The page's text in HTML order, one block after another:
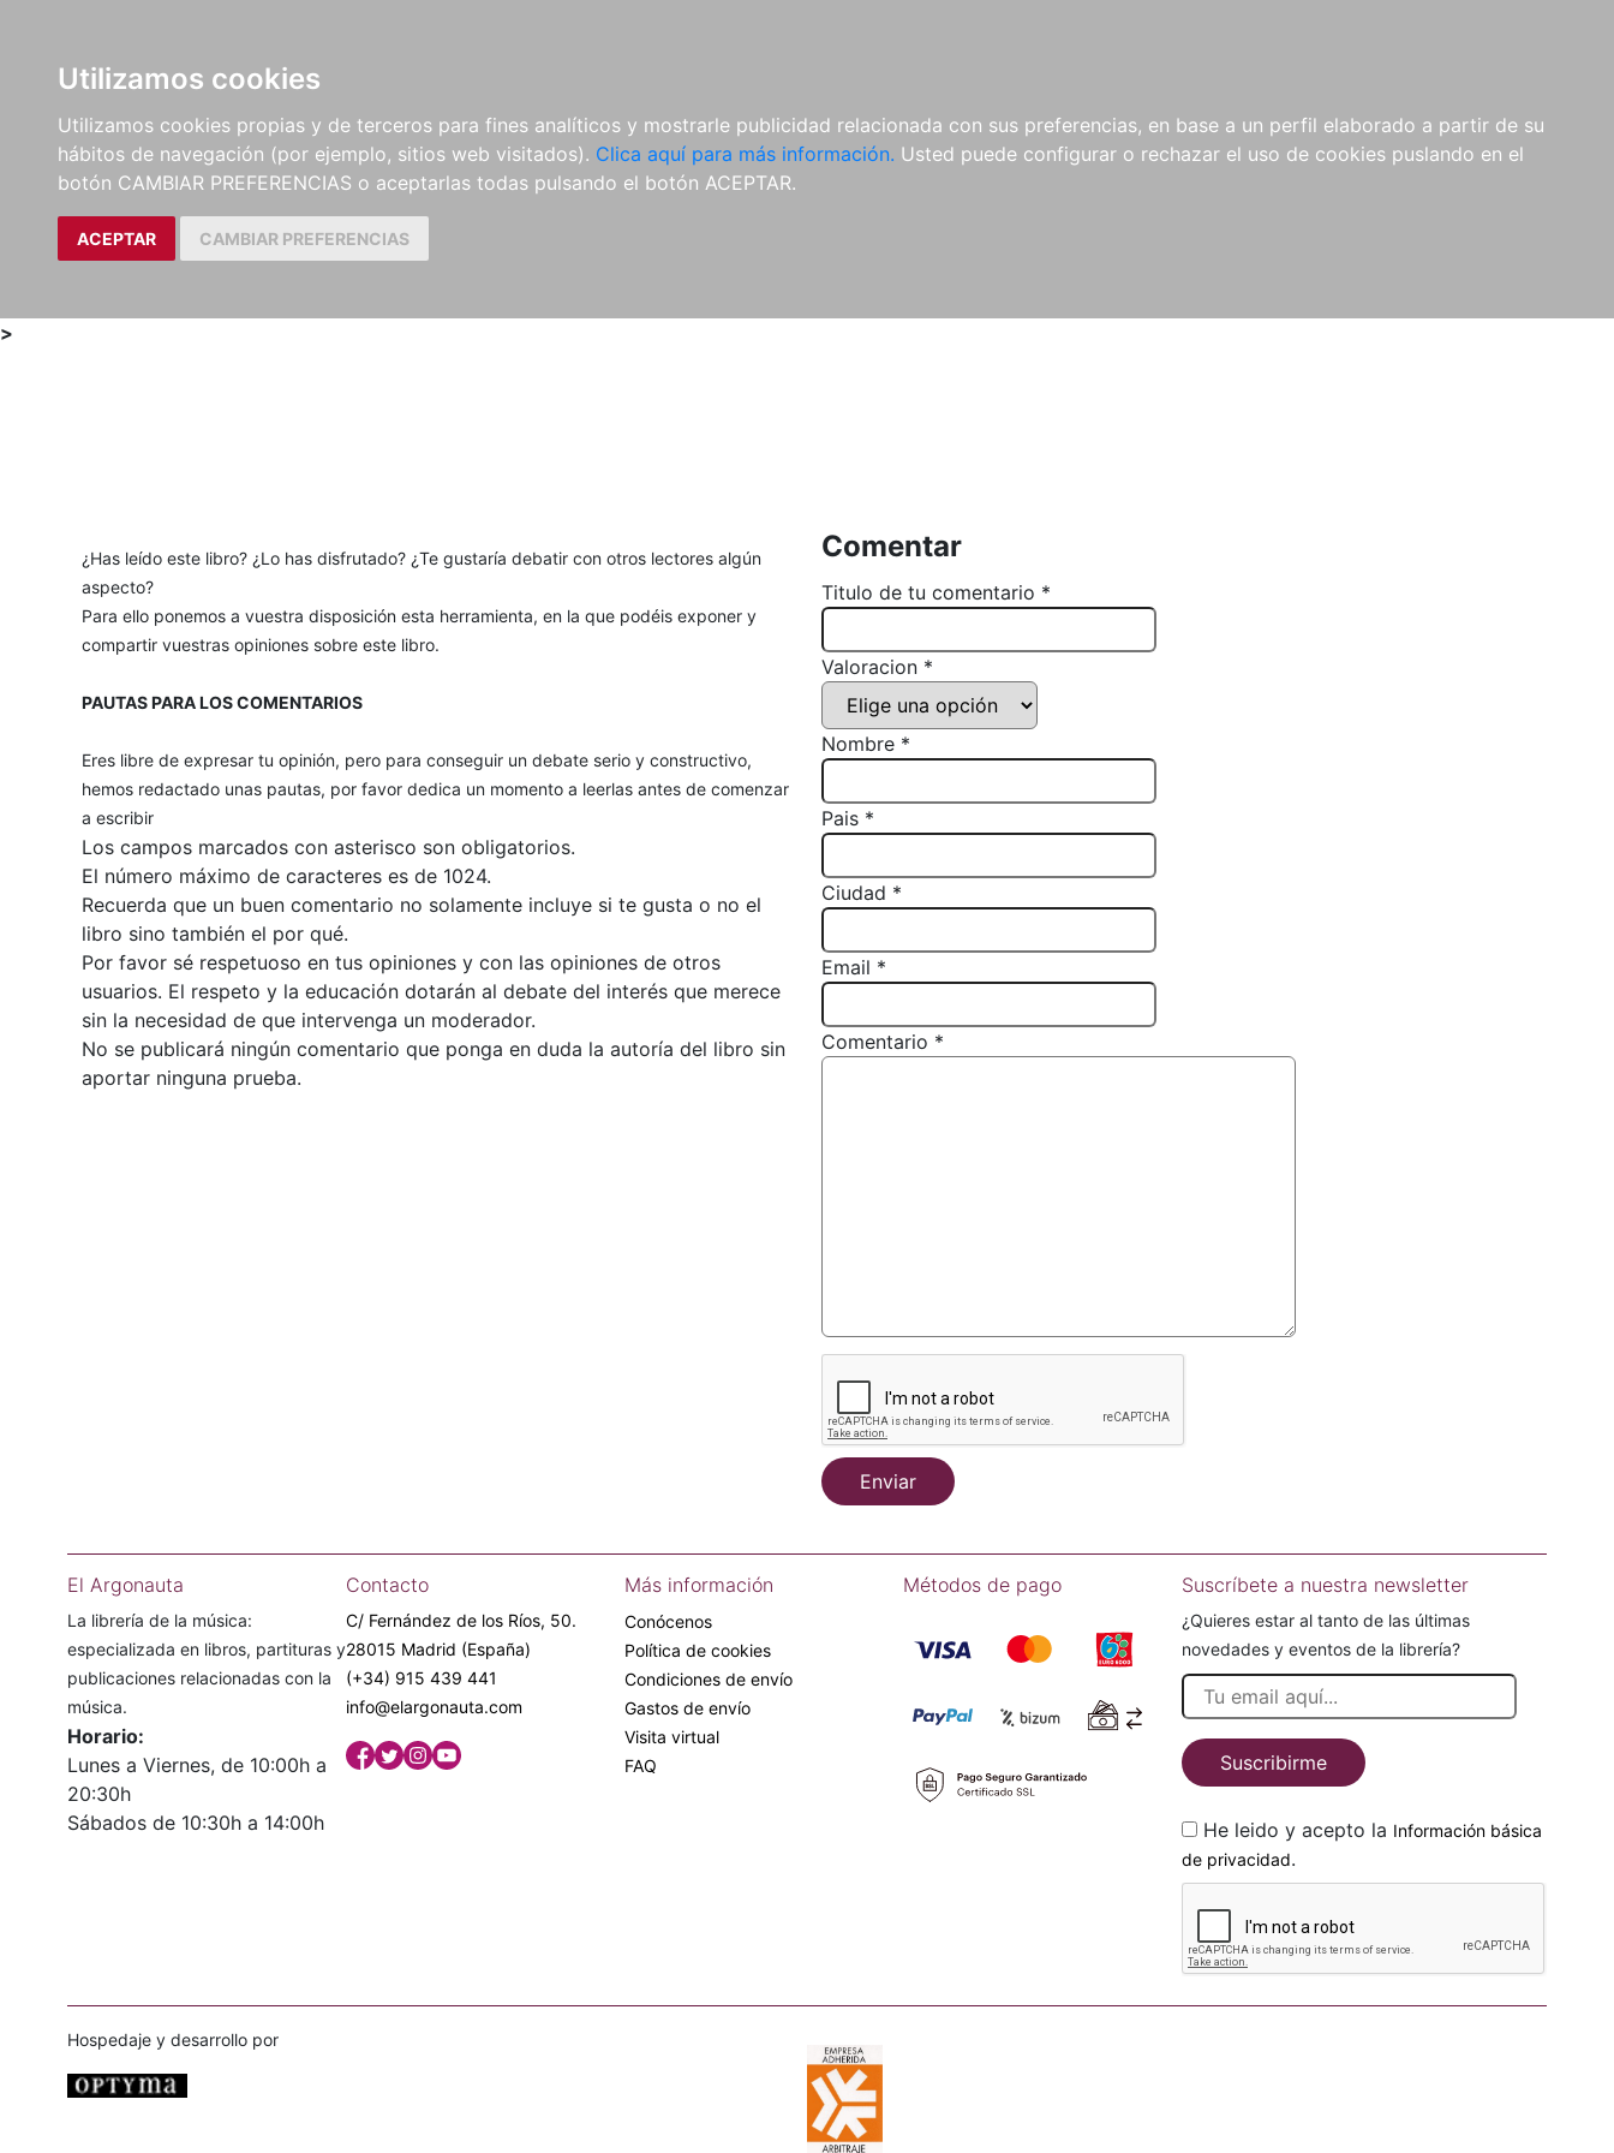
Utilizamos cookies
Utilizamos cookies propias y de terceros para fines analíticos y mostrarle publicidad relacionada con sus preferencias, en base a un perfil elaborado a partir de su
hábitos de navegación (por ejemplo, sitios web visitados). Clica aquí para más información. Usted puede configurar o rechazar el uso de cookies puslando en el
botón CAMBIAR PREFERENCIAS o aceptarlas todas pulsando el botón ACEPTAR.
ACEPTAR CAMBIAR PREFERENCIAS
LIBROS
MÉTODOS Y
EJERCICIOS
PARTITURAS Y EDICIONES
CRÍTICAS
REVISTAS
CDS Y
DVDS
MATERIAL
COMPLEMENTARIO
NOVEDADES NOTICIAS
COMPRAS
INSTITUCIONALES
>
¿Has leído este libro? ¿Lo has disfrutado? ¿Te gustaría debatir con otros lectores algún
aspecto?
Para ello ponemos a vuestra disposición esta herramienta, en la que podéis exponer y
compartir vuestras opiniones sobre este libro.
PAUTAS PARA LOS COMENTARIOS
Eres libre de expresar tu opinión, pero para conseguir un debate serio y constructivo,
hemos redactado unas pautas, por favor dedica un momento a leerlas antes de comenzar
a escribir
Los campos marcados con asterisco son obligatorios.
El número máximo de caracteres es de 1024.
Recuerda que un buen comentario no solamente incluye si te gusta o no el
libro sino también el por qué.
Por favor sé respetuoso en tus opiniones y con las opiniones de otros
usuarios. El respeto y la educación dotarán al debate del interés que merece
sin la necesidad de que intervenga un moderador.
No se publicará ningún comentario que ponga en duda la autoría del libro sin
aportar ninguna prueba.
Comentar
Titulo de tu comentario *
Valoracion *
Nombre *
Pais *
Ciudad *
Email *
Comentario *
Enviar
El Argonauta
La librería de la música:
especializada en libros, partituras y
publicaciones relacionadas con la
música.
Horario:
Lunes a Viernes, de 10:00h a
20:30h
Sábados de 10:30h a 14:00h
Contacto
C/ Fernández de los Ríos, 50.
28015 Madrid (España)
(+34) 915 439 441
info@elargonauta.com
Más información
Conócenos
Política de cookies
Condiciones de envío
Gastos de envío
Visita virtual
FAQ
Métodos de pago Suscríbete a nuestra newsletter
¿Quieres estar al tanto de las últimas
novedades y eventos de la librería?
Suscribirme
He leido y acepto la Información básica
de privacidad.
Hospedaje y desarrollo por